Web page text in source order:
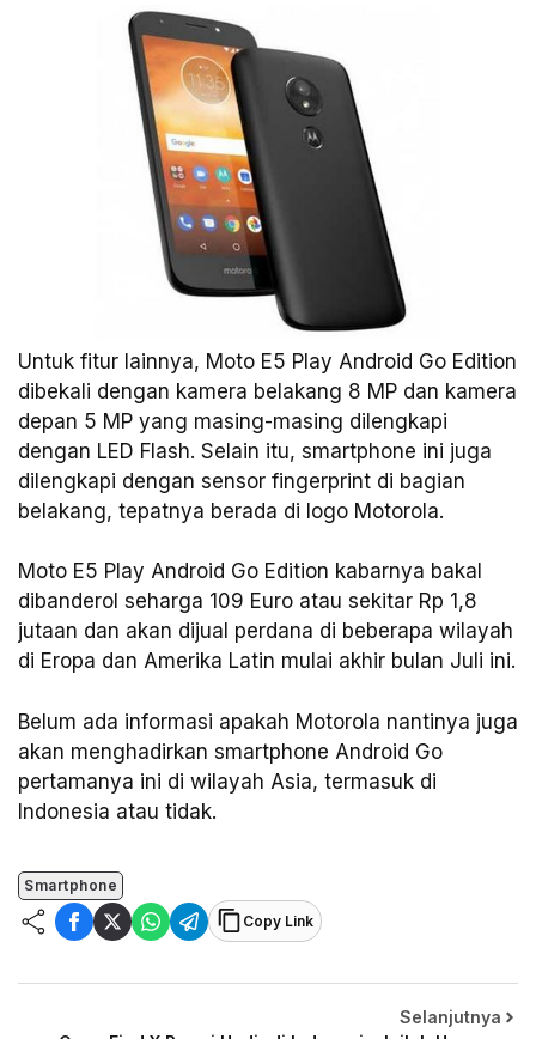
Untuk fitur lainnya, Moto E5 Play Android Go Edition
dibekali dengan kamera belakang 8 MP dan kamera
depan 5 MP yang masing-masing dilengkapi
dengan LED Flash. Selain itu, smartphone ini juga
dilengkapi dengan sensor fingerprint di bagian
belakang, tepatnya berada di logo Motorola.
Moto E5 Play Android Go Edition kabarnya bakal
dibanderol seharga 109 Euro atau sekitar Rp 1,8
jutaan dan akan dijual perdana di beberapa wilayah
di Eropa dan Amerika Latin mulai akhir bulan Juli ini.
Belum ada informasi apakah Motorola nantinya juga
akan menghadirkan smartphone Android Go
pertamanya ini di wilayah Asia, termasuk di
Indonesia atau tidak.
Smartphone
Copy Link
Selanjutnya